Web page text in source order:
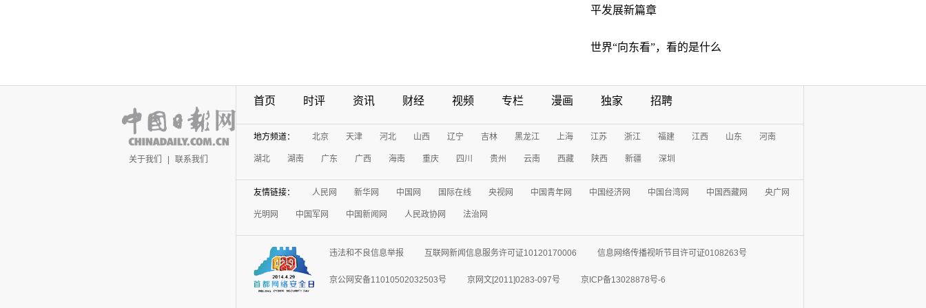
平发展新篇章
世界“向东看”，看的是什么
关于我们 联系我们
首页 时评 资讯 财经 视频 专栏 漫画 独家 招聘
地方频道： 北京 天津 河北 山西 辽宁 吉林 黑龙江 上海 江苏 浙江 福建 江西 山东 河南
湖北 湖南 广东 广西 海南 重庆 四川 贵州 云南 西藏 陕西 新疆 深圳
友情链接： 人民网 新华网 中国网 国际在线 央视网 中国青年网 中国经济网 中国台湾网 中国西藏网 央广网
光明网 中国军网 中国新闻网 人民政协网 法治网
违法和不良信息举报 互联网新闻信息服务许可证10120170006 信息网络传播视听节目许可证0108263号
京公网安备11010502032503号 京网文[2011]0283-097号 京ICP备13028878号-6